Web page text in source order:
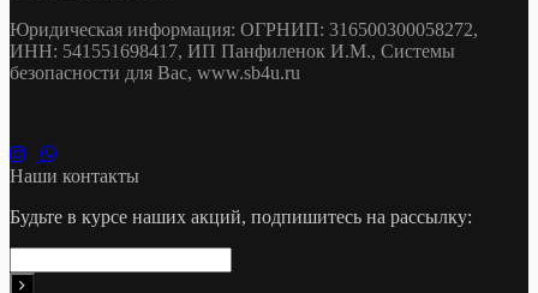
Юридическая информация: ОГРНИП: 316500300058272,
ИНН: 541551698417, ИП Панфиленок И.М., Системы
безопасности для Вас, www.sb4u.ru
Наши контакты
Будьте в курсе наших акций, подпишитесь на рассылку: